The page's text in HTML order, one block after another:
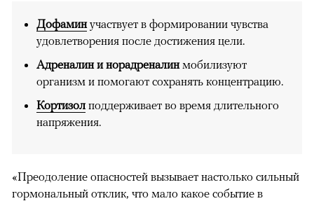
Дофаминучаствует в формировании чувства
удовлетворения после достижения цели.
Адреналин и норадреналинмобилизуют
организм и помогают сохранять концентрацию.
Кортизол поддерживает во время длительного
напряжения.
«Преодоление опасностей вызывает настолько сильный
гормональный отклик, что мало какое событие в